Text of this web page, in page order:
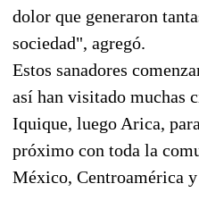
dolor que generaron
sociedad", agregó.
Estos sanadores
así han visitado muchas
Iquique, luego Arica,
próximo con toda la
México, Centroamérica